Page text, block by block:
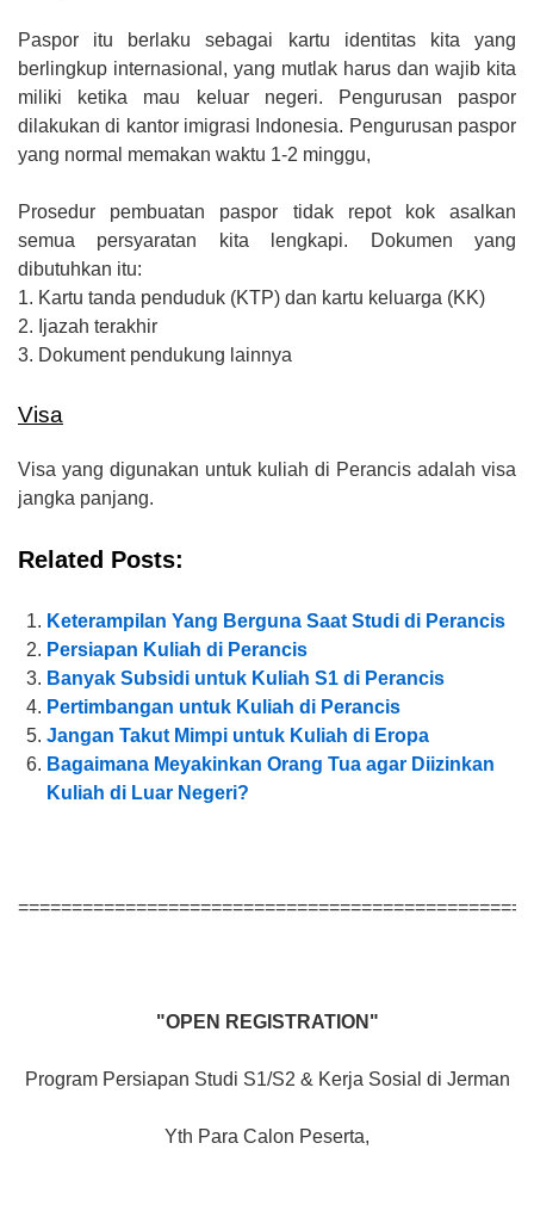
Paspor itu berlaku sebagai kartu identitas kita yang
berlingkup internasional, yang mutlak harus dan wajib kita
miliki ketika mau keluar negeri. Pengurusan paspor
dilakukan di kantor imigrasi Indonesia. Pengurusan paspor
yang normal memakan waktu 1-2 minggu,
Prosedur pembuatan paspor tidak repot kok asalkan
semua persyaratan kita lengkapi. Dokumen yang
dibutuhkan itu:
1. Kartu tanda penduduk (KTP) dan kartu keluarga (KK)
2. Ijazah terakhir
3. Dokument pendukung lainnya
Visa
Visa yang digunakan untuk kuliah di Perancis adalah visa
jangka panjang.
Related Posts:
Keterampilan Yang Berguna Saat Studi di Perancis
Persiapan Kuliah di Perancis
Banyak Subsidi untuk Kuliah S1 di Perancis
Pertimbangan untuk Kuliah di Perancis
Jangan Takut Mimpi untuk Kuliah di Eropa
Bagaimana Meyakinkan Orang Tua agar Diizinkan
Kuliah di Luar Negeri?
"OPEN REGISTRATION"
Program Persiapan Studi S1/S2 & Kerja Sosial di Jerman
Yth Para Calon Peserta,